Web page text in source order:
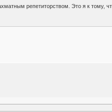
репетиторством. Это я к тому,